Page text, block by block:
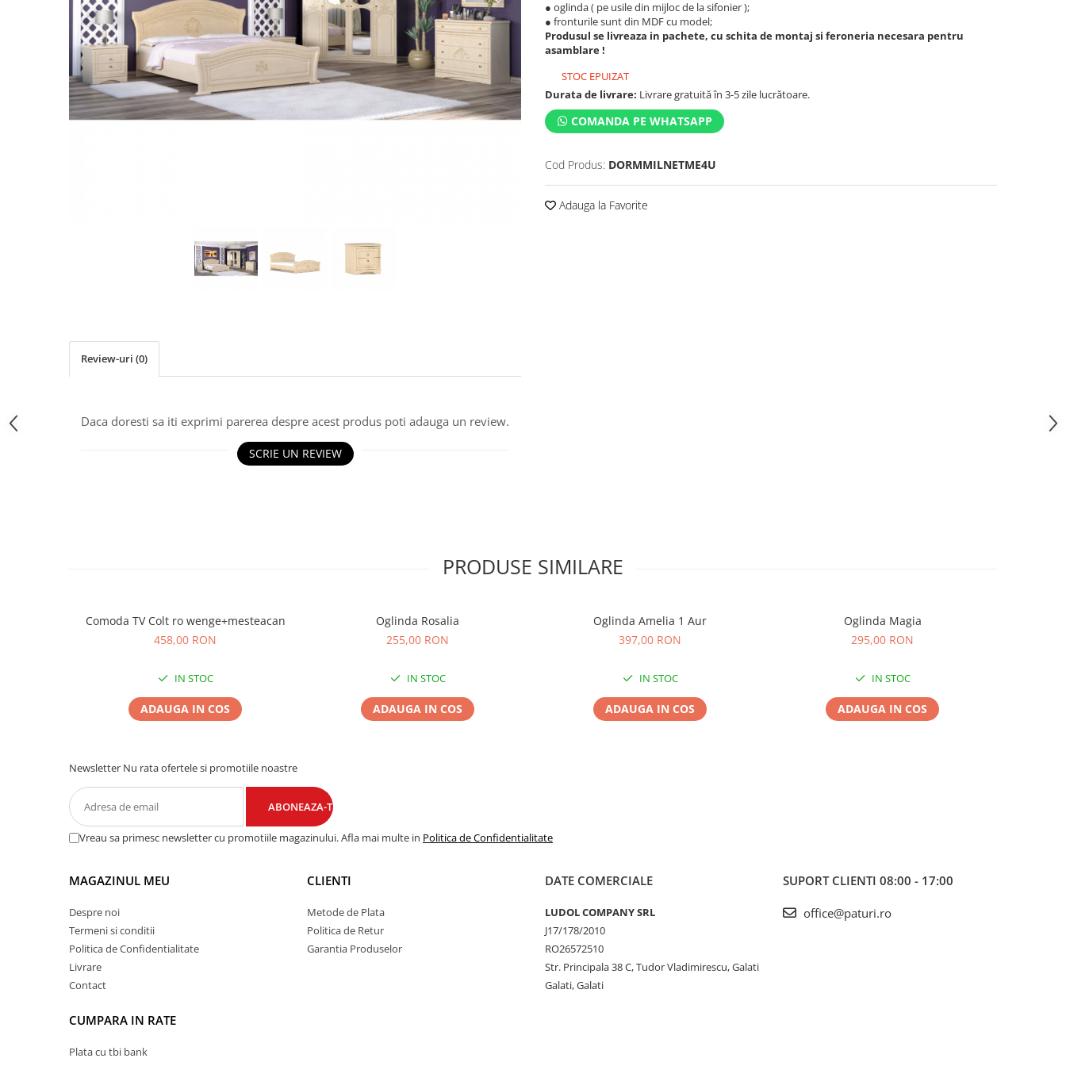
● oglinda ( pe usile din mijloc de la sifonier );
● fronturile sunt din MDF cu model;
Produsul se livreaza in pachete, cu schita de montaj si feroneria necesara pentru
asamblare !
STOC EPUIZAT
Durata de livrare: Livrare gratuită în 3-5 zile lucrătoare.
COMANDA PE WHATSAPP
Cod Produs: DORMMILNETME4U
Adauga la Favorite
Review-uri (0)
Daca doresti sa iti exprimi parerea despre acest produs poti adauga un review.
SCRIE UN REVIEW
PRODUSE SIMILARE
Comoda TV Colt ro wenge+mesteacan
458,00 RON
IN STOC
ADAUGA IN COS
Oglinda Rosalia
255,00 RON
IN STOC
ADAUGA IN COS
Oglinda Amelia 1 Aur
397,00 RON
IN STOC
ADAUGA IN COS
Oglinda Magia
295,00 RON
IN STOC
ADAUGA IN COS
Newsletter Nu rata ofertele si promotiile noastre
Vreau sa primesc newsletter cu promotiile magazinului. Afla mai multe in Politica de Confidentialitate
MAGAZINUL MEU
Despre noi
Termeni si conditii
Politica de Confidentialitate
Livrare
Contact
CUMPARA IN RATE
Plata cu tbi bank
CLIENTI
Metode de Plata
Politica de Retur
Garantia Produselor
DATE COMERCIALE
LUDOL COMPANY SRL
J17/178/2010
RO26572510
Str. Principala 38 C, Tudor Vladimirescu, Galati
Galati, Galati
SUPORT CLIENTI 08:00 - 17:00
office@paturi.ro